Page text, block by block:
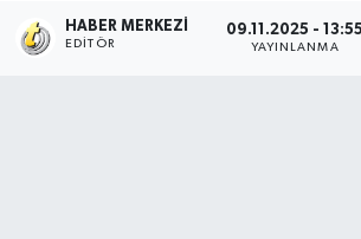
HABER MERKEZI
EDITÖR
09.11.2025 - 13:55
YAYINLANMA